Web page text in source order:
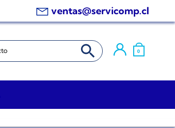
ventas@servicomp.cl
BOTÓN DE BÚSQUEDA
0